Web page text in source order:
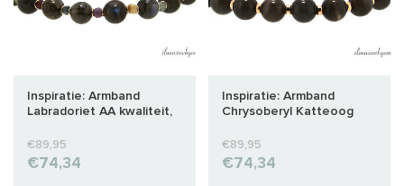
Inspiratie: Armband
Labradoriet AA kwaliteit,
filled
€89,95
€74,34
Inspiratie: Armband
Chrysoberyl Katteoog
€89,95
€74,34